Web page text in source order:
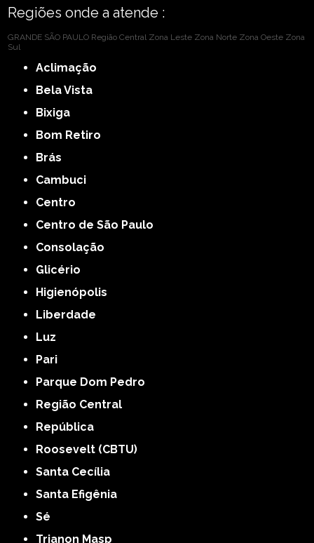
Regiões onde a atende :
GRANDE SÃO PAULO Região Central Zona Leste Zona Norte Zona Oeste Zona
Sul
Aclimação
Bela Vista
Bixiga
Bom Retiro
Brás
Cambuci
Centro
Centro de São Paulo
Consolação
Glicério
Higienópolis
Liberdade
Luz
Pari
Parque Dom Pedro
Região Central
República
Roosevelt (CBTU)
Santa Cecília
Santa Efigênia
Sé
Trianon Masp